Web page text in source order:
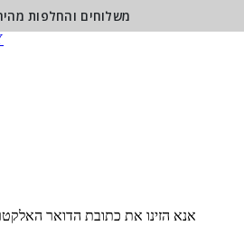
אנא הזינו את כתובת הדואר
משלוחים והחלפות